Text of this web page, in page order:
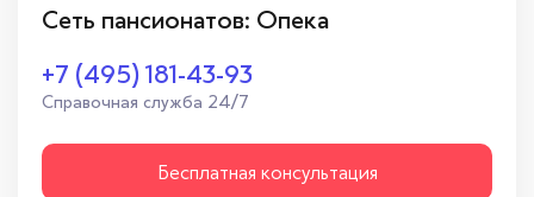
Сеть пансионатов: Опека
+7 (495) 181-43-93
Справочная служба 24/7
Бесплатная консультация